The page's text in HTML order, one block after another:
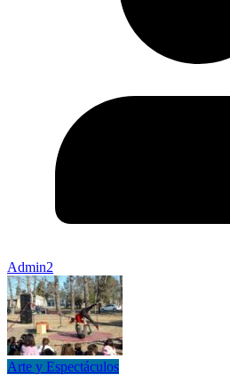
Admin2
Arte y Espectáculos